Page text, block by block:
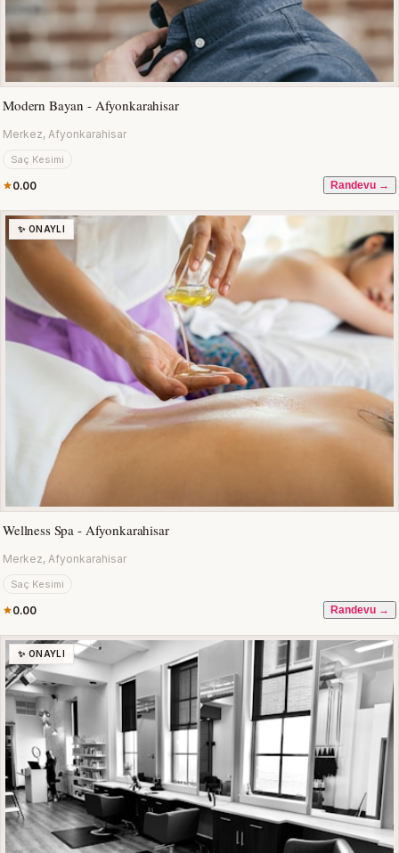
Modern Bayan - Afyonkarahisar
Merkez, Afyonkarahisar
Saç Kesimi
0.00 Randevu →
✨ ONAYLI
Wellness Spa - Afyonkarahisar
Merkez, Afyonkarahisar
Saç Kesimi
0.00 Randevu →
✨ ONAYLI